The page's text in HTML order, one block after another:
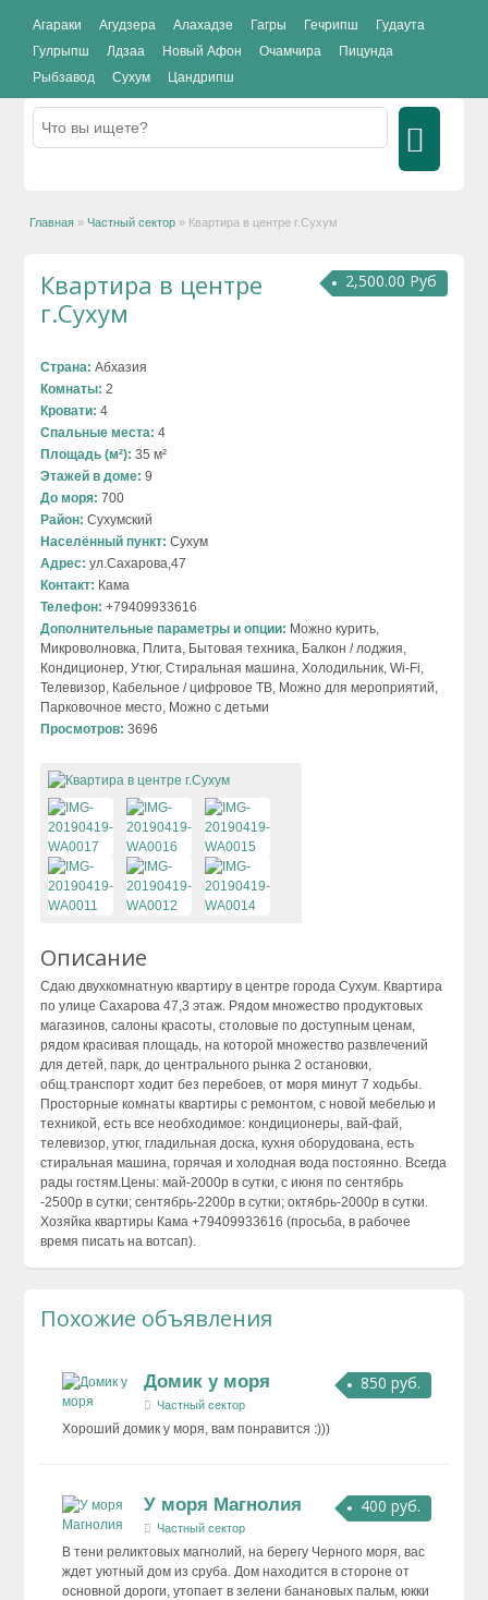
Агараки Агудзера Алахадзе Гагры Гечрипш
Гудаута
Гулрыпш
Лдзаа Новый Афон Очамчира
Пицунда
Рыбзавод
Сухум Цандрипш
Главная »Частный сектор » Квартира в центре г.Сухум
2,500.00 Руб
Квартира в центре
г.Сухум
Страна: Абхазия
Комнаты: 2
Кровати: 4
Спальные места: 4
Площадь (м²): 35 м²
Этажей в доме: 9
До моря: 700
Район: Сухумский
Населённый пункт: Сухум
Адрес: ул.Сахарова,47
Контакт: Кама
Телефон: +79409933616
Дополнительные параметры и опции: Можно курить,
Микроволновка, Плита, Бытовая техника, Балкон / лоджия,
Кондиционер, Утюг, Стиральная машина, Холодильник, Wi-Fi,
Телевизор, Кабельное / цифровое ТВ, Можно для мероприятий,
Парковочное место, Можно с детьми
Просмотров: 3696
Описание
Сдаю двухкомнатную квартиру в центре города Сухум. Квартира
по улице Сахарова 47,3 этаж. Рядом множество продуктовых
магазинов, салоны красоты, столовые по доступным ценам,
рядом красивая площадь, на которой множество развлечений
для детей, парк, до центрального рынка 2 остановки,
общ.транспорт ходит без перебоев, от моря минут 7 ходьбы.
Просторные комнаты квартиры с ремонтом, с новой мебелью и
техникой, есть все необходимое: кондиционеры, вай-фай,
телевизор, утюг, гладильная доска, кухня оборудована, есть
стиральная машина, горячая и холодная вода постоянно. Всегда
рады гостям.Цены: май-2000р в сутки, с июня по сентябрь
-2500р в сутки; сентябрь-2200р в сутки; октябрь-2000р в сутки.
Хозяйка квартиры Кама +79409933616 (просьба, в рабочее
время писать на вотсап).
Похожие объявления
850 руб.
Домик у моря
Частный сектор
Хороший домик у моря, вам понравится :)))
400 руб.
У моря Магнолия
Частный сектор
В тени реликтовых магнолий, на берегу Черного моря, вас
ждет уютный дом из сруба. Дом находится в стороне от
основной дороги, утопает в зелени банановых пальм, юкки